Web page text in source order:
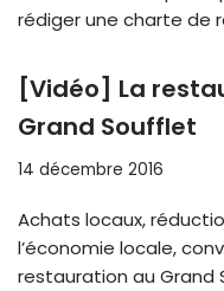
rédiger une charte de
[Vidéo] La
Grand Soufflet
14 décembre 2016
Achats locaux,
l’économie locale,
restauration au Grand